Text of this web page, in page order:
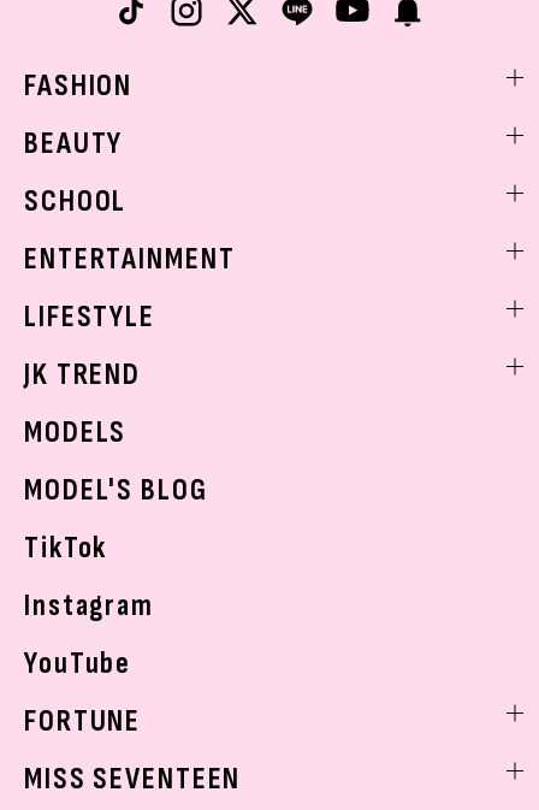
FASHION
着回し
BEAUTY
ベストコスメ
ボディケア
SCHOOL
学校ヘアメイク
ENTERTAINMENT
K-POP
LIFESTYLE
モデルの購入品
おでかけ
JK TREND
MODELS
MODEL'S BLOG
TikTok
Instagram
YouTube
FORTUNE
MISS SEVENTEEN